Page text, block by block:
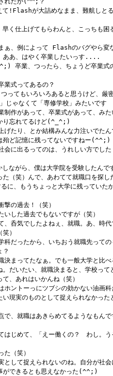
が大詰めなまま、難航しと
仕上げてもらわんと、こっちも困
ぁ、例によって Flashのバグやら変
、はやく卒業したいっす....
卒業、つったら、ちょうど卒業式
業式ってあるの？
ってもいろいろあると思うけど、厳
なくて「専修学校」みたいです
作があって、卒業式があって、みた
忘れてるけど(^_^;)
たり、とか結構みんな力注いでたん
記憶に残ってないですねー(^^;)
に出るってのは、うれしい方でした
がら、僕は大学院を受験したんで
笑）んで、あわてて就職口を探し
うちょっと大学に残っていた
の過去！（笑）
した過去でもないですが（笑）
呑気でしたよねぇ、就職。あ、時代
）
だったから、いちおう就職先っての
まってたなぁ。でも一般大学と比べ
いたい、就職決まると、学校って
あれはいかんね（笑）
ントーっにツブシの効かない油画科
実のものとして捉えられなかった
、就職はあきらめてるようなもんで
はじめて、「えー働くの？ わし。う
（笑）
して捉えられないのね。自分が社会
きるとも思えなかった(^^;)